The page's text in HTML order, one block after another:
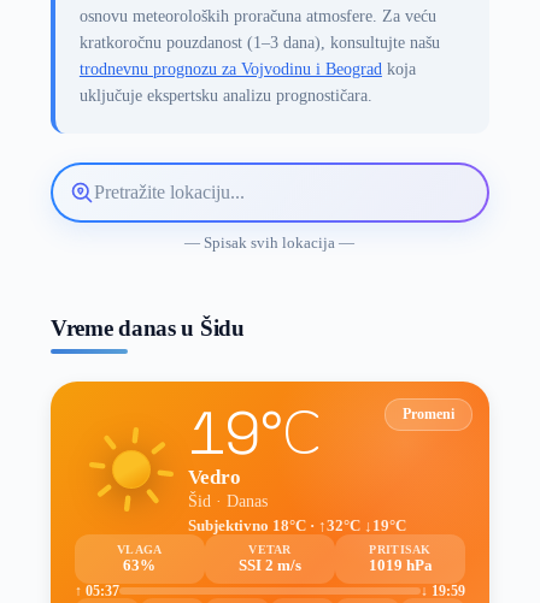
osnovu meteoroloških proračuna atmosfere. Za veću
kratkoročnu pouzdanost (1–3 dana), konsultujte našu
trodnevnu prognozu za Vojvodinu i Beogradkoja
uključuje ekspertsku analizu prognostičara.
Pretražite
lokaciju
— Spisak svih lokacija —
Vreme danas u Šidu
Promeni
19°C
Vedro
Šid · Danas
Subjektivno 18°C · ↑32°C ↓19°C
VLAGA
63%
VETAR
SSI 2 m/s
PRITISAK
1019 hPa
↑ 05:37
↓ 19:59